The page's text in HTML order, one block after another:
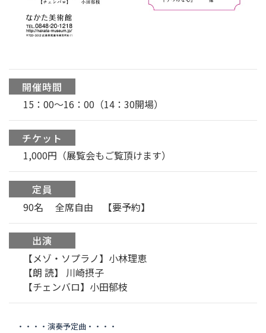
開催時間
15：00〜16：00（14：30開場）
チケット
1,000円（展覧会もご覧頂けます）
定員
90名 全席自由 【要予約】
出演
【メゾ・ソプラノ】小林理恵
【朗 読】 川崎摂子
【チェンバロ】小田郁枝
・・・・演奏予定曲 ・・・・